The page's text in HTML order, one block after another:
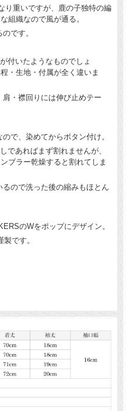
り重いですが、鹿の子独特の編
組織なので風が通る。
です。
付いたようなものでしょ
・生地・付属が全く違いま
・襟回りには伸び止めテー
で、染めてからボタン付け。
であればまず割れませんが、
ブラー乾燥すると割れてしま
ので洗った後の縮みもほとん
のWをポップにデザイン。
です。